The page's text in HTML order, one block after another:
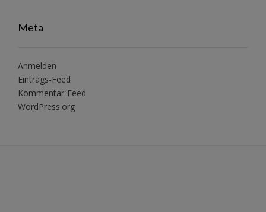
Meta
Anmelden
Eintrags-Feed
Kommentar-Feed
WordPress.org